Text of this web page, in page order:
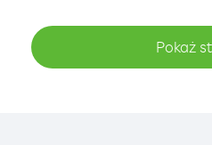
Pokaż